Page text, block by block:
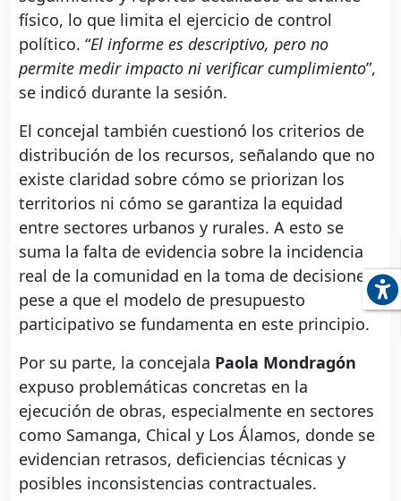
físico, lo que limita el ejercicio de control
político. “El informe es descriptivo, pero no
permite medir impacto ni verificar cumplimiento”,
se indicó durante la sesión.
El concejal también cuestionó los criterios de
distribución de los recursos, señalando que no
existe claridad sobre cómo se priorizan los
territorios ni cómo se garantiza la equidad
entre sectores urbanos y rurales. A esto se
suma la falta de evidencia sobre la incidencia
real de la comunidad en la toma de decisiones,
pese a que el modelo de presupuesto
participativo se fundamenta en este principio.
Por su parte, la concejala Paola Mondragón
expuso problemáticas concretas en la
ejecución de obras, especialmente en sectores
como Samanga, Chical y Los Álamos, donde se
evidencian retrasos, deficiencias técnicas y
posibles inconsistencias contractuales.